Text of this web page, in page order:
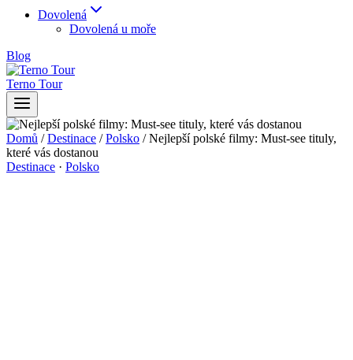
Dovolená
Dovolená u moře
Blog
Terno Tour
Domů / Destinace / Polsko / Nejlepší polské filmy: Must-see tituly,
které vás dostanou
Destinace · Polsko